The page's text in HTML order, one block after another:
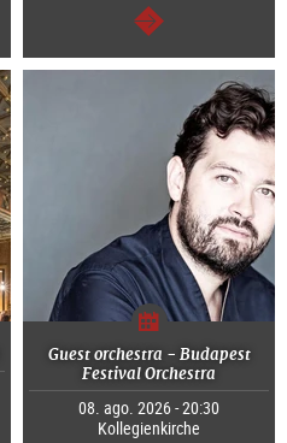
segue
Guest orchestra - Budapest
Festival Orchestra
08. ago. 2026 - 20:30
Kollegienkirche